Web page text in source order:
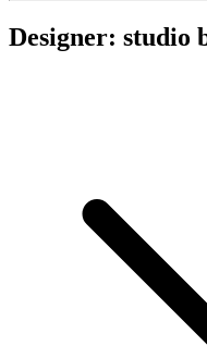
Designer: studio